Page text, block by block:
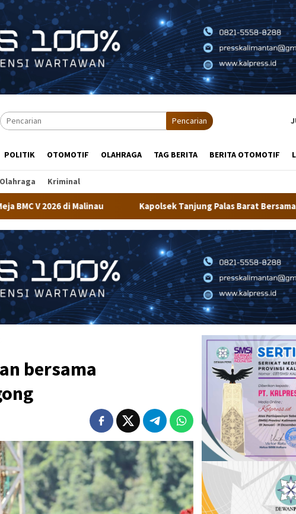
Pencarian
POLITIK OTOMOTIF OLAHRAGA TAG BERITA BERITA OTOMOTIF
Kriminal
Kapolsek Tanjung Palas Barat Bersama Personel Dit Binmas Polda
bersama